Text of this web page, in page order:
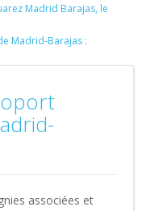
Madrid Barajas, le
Madrid-Barajas :
associées et